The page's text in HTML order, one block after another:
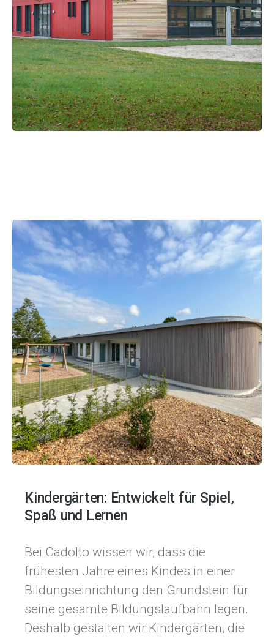
Kindergärten: Entwickelt für Spiel,
Spaß und Lernen
Bei Cadolto wissen wir, dass die
frühesten Jahre eines Kindes in einer
Bildungseinrichtung den Grundstein für
seine gesamte Bildungslaufbahn legen.
Deshalb gestalten wir Kindergärten, die